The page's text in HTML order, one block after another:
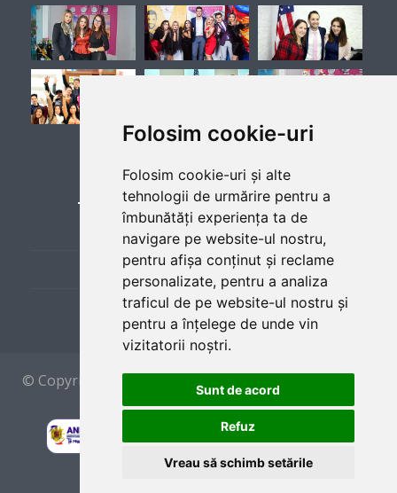
Folosim cookie-uri
Folosim cookie-uri și alte
tehnologii de urmărire pentru a
îmbunătăți experiența ta de
navigare pe website-ul nostru,
pentru afișa conținut și reclame
personalizate, pentru a analiza
traficul de pe website-ul nostru și
pentru a înțelege de unde vin
vizitatorii noștri.
Sunt de acord
Refuz
Vreau să schimb setările
Lake Tahoe, 01 May, 18:24, Bucuresti
Second Job
No
Bar of America( website)
1 server, 2 support staff, 4 kitchen help
TEAM MEMBER
Team members help customers find desired goods or
services. They answer questions, make purchase
LINKURI UTILE
Cere Lista de Joburi
Prezentare Program
Sponsors and Partners
© Copyright 2012 by CAEPROMANIA - Made With
In București